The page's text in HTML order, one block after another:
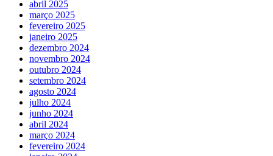
abril 2025
março 2025
fevereiro 2025
janeiro 2025
dezembro 2024
novembro 2024
outubro 2024
setembro 2024
agosto 2024
julho 2024
junho 2024
abril 2024
março 2024
fevereiro 2024